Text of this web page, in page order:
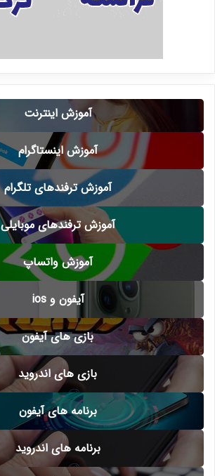
آموزش اینترنت
آموزش اینستاگرام
آموزش ترفندهای تلگرام
آموزش ترفندهای موبایلی
آموزش واتساپ
آیفون و ios
بازی های آیفون
بازی های اندروید
برنامه های آیفون
برنامه های اندروید